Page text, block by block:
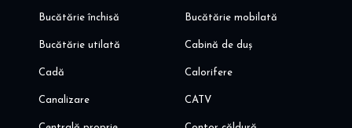
Bucătărie închisă Bucătărie mobilată
Bucătărie utilată Cabină de duș
Cadă Calorifere
Canalizare CATV